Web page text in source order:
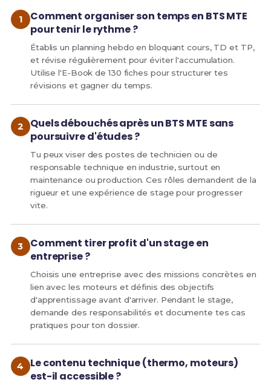
Comment organiser son temps en BTS MTE
pour tenir le rythme ?
Établis un planning hebdo en bloquant cours, TD et TP,
et révise régulièrement pour éviter l'accumulation.
Utilise l'E-Book de 130 fiches pour structurer tes
révisions et gagner du temps.
Quels débouchés après un BTS MTE sans
poursuivre d'études ?
Tu peux viser des postes de technicien ou de
responsable technique en industrie, surtout en
maintenance ou production. Ces rôles demandent de la
rigueur et une expérience de stage pour progresser
vite.
Comment tirer profit d'un stage en
entreprise ?
Choisis une entreprise avec des missions concrètes en
lien avec les moteurs et définis des objectifs
d'apprentissage avant d'arriver. Pendant le stage,
demande des responsabilités et documente tes cas
pratiques pour ton dossier.
Le contenu technique (thermo, moteurs)
est-il accessible ?